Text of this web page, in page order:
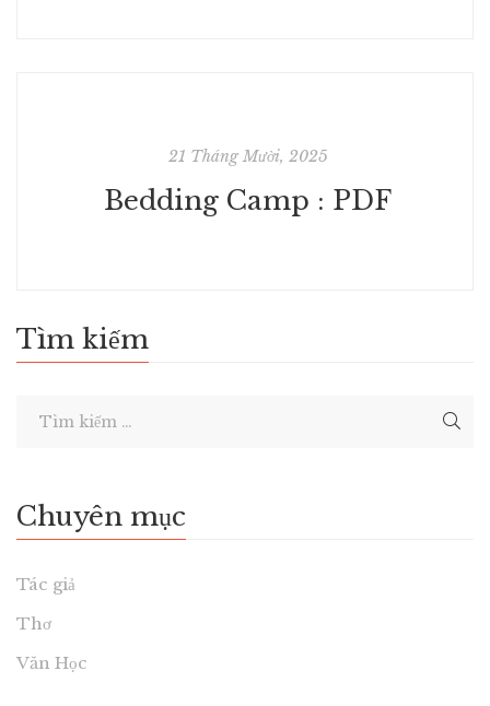
21 Tháng Mười, 2025
Bedding Camp : PDF
Tìm kiếm
Chuyên mục
Tác giả
Thơ
Văn Học